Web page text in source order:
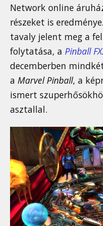
Network online
részeket is
tavaly jelent meg a
folytatása, a Pinball
decemberben
a Marvel Pinball, a
ismert
asztallal.